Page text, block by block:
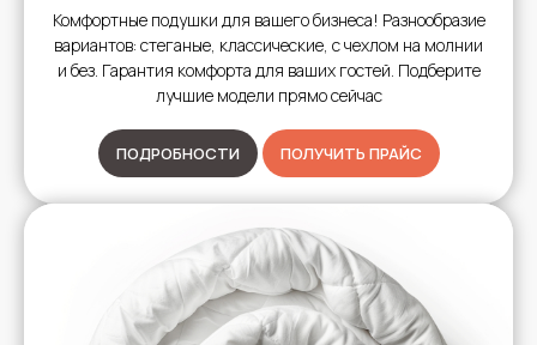
Комфортные подушки для вашего бизнеса! Разнообразие
вариантов: стеганые, классические, с чехлом на молнии
и без. Гарантия комфорта для ваших гостей. Подберите
лучшие модели прямо сейчас
ПОДРОБНОСТИ ПОЛУЧИТЬ ПРАЙС